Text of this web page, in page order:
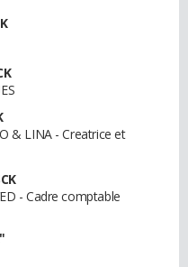
& LINA - Creatrice et
- Cadre comptable